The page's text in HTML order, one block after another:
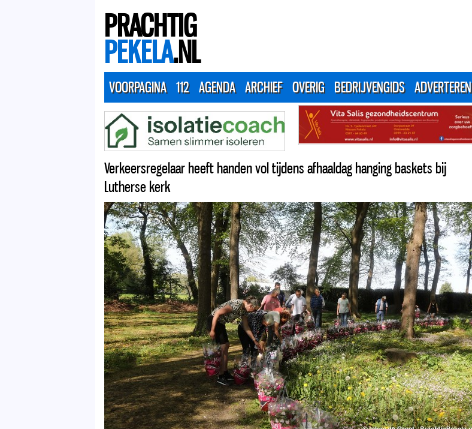
PRACHTIG
PEKELA.NL
VOORPAGINA 112 AGENDA ARCHIEF OVERIG BEDRIJVENGIDS ADVERTEREN
Verkeersregelaar heeft handen vol tijdens afhaaldag hanging baskets bij
Lutherse kerk